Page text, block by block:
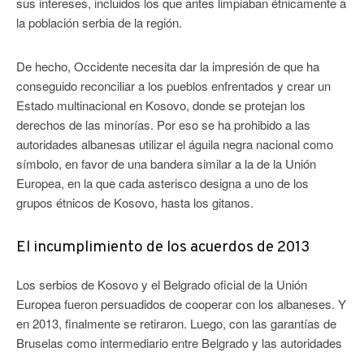
la población serbia de la región.
De hecho, Occidente necesita dar la impresión de que ha
conseguido reconciliar a los pueblos enfrentados y crear un
Estado multinacional en Kosovo, donde se protejan los
derechos de las minorías. Por eso se ha prohibido a las
autoridades albanesas utilizar el águila negra nacional como
símbolo, en favor de una bandera similar a la de la Unión
Europea, en la que cada asterisco designa a uno de los
grupos étnicos de Kosovo, hasta los gitanos.
El incumplimiento de los acuerdos de 2013
Los serbios de Kosovo y el Belgrado oficial de la Unión
Europea fueron persuadidos de cooperar con los albaneses. Y
en 2013, finalmente se retiraron. Luego, con las garantías de
Bruselas como intermediario entre Belgrado y las autoridades